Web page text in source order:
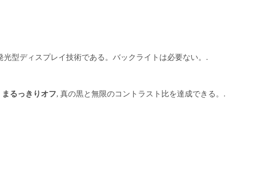
光型ディスプレイ技術である。バックライトは必要ない。.
まるっきりオフ, 真の黒と無限のコントラスト比を達成できる。.